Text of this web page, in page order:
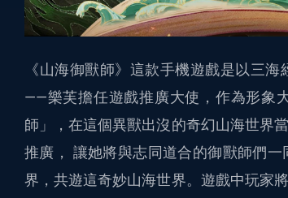
《山海御獸師》這款手機遊戲是以三
——樂芙擔任遊戲推廣大使，作為形象
師」，在這個異獸出沒的奇幻山海世界
推廣， 讓她將與志同道合的御獸師們
界，共遊這奇妙山海世界。遊戲中玩家